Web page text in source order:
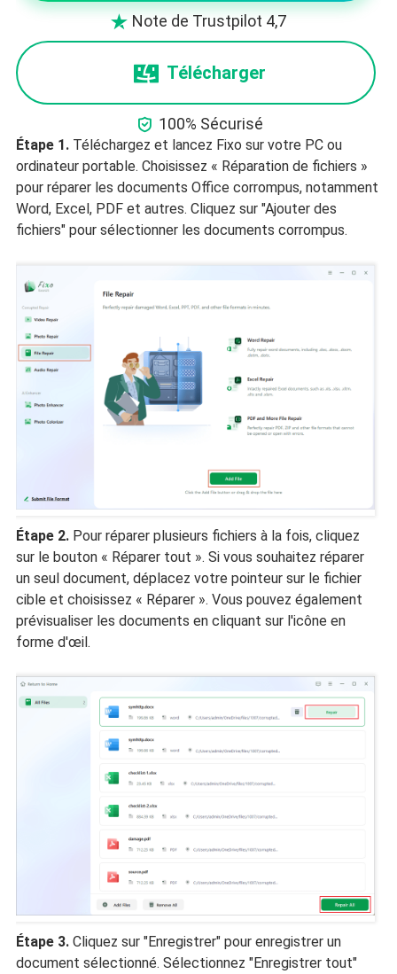
 Note de Trustpilot 4,7
Télécharger
 100% Sécurisé
Étape 1.Téléchargez et lancez Fixo sur votre PC ou
ordinateur portable. Choisissez « Réparation de fichiers »
pour réparer les documents Office corrompus, notamment
Word, Excel, PDF et autres. Cliquez sur "Ajouter des
fichiers" pour sélectionner les documents corrompus.
Étape 2.Pour réparer plusieurs fichiers à la fois, cliquez
sur le bouton « Réparer tout ». Si vous souhaitez réparer
un seul document, déplacez votre pointeur sur le fichier
cible et choisissez « Réparer ». Vous pouvez également
prévisualiser les documents en cliquant sur l'icône en
forme d'œil.
Étape 3.Cliquez sur "Enregistrer" pour enregistrer un
document sélectionné. Sélectionnez "Enregistrer tout"